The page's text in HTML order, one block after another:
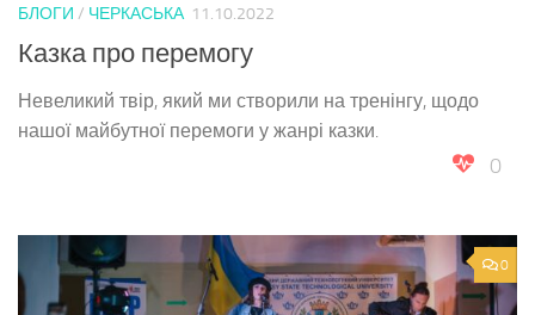
БЛОГИ / ЧЕРКАСЬКА 11.10.2022
Казка про перемогу
Невеликий твір, який ми створили на тренінгу, щодо
нашої майбутної перемоги у жанрі казки.
0
0